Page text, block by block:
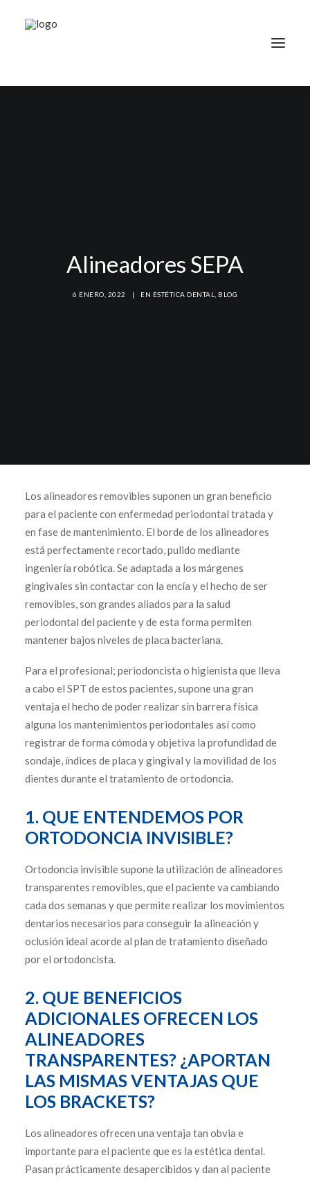
1ª CONSULTA GRATIS
Alineadores SEPA
6 ENERO, 2022 | EN ESTÉTICA DENTAL BLOG
Los alineadores removibles suponen un gran beneficio
para el paciente con enfermedad periodontal tratada y
en fase de mantenimiento. El borde de los alineadores
está perfectamente recortado, pulido mediante
ingeniería robótica. Se adaptada a los márgenes
gingivales sin contactar con la encía y el hecho de ser
removibles, son grandes aliados para la salud
periodontal del paciente y de esta forma permiten
mantener bajos niveles de placa bacteriana.
Para el profesional; periodoncista o higienista que lleva
a cabo el SPT de estos pacientes, supone una gran
ventaja el hecho de poder realizar sin barrera física
alguna los mantenimientos periodontales así como
registrar de forma cómoda y objetiva la profundidad de
sondaje, índices de placa y gingival y la movilidad de los
dientes durante el tratamiento de ortodoncia.
1. QUE ENTENDEMOS POR
ORTODONCIA INVISIBLE?
Ortodoncia invisible supone la utilización de alineadores
transparentes removibles, que el paciente va cambiando
cada dos semanas y que permite realizar los movimientos
dentarios necesarios para conseguir la alineación y
oclusión ideal acorde al plan de tratamiento diseñado
por el ortodoncista.
2. QUE BENEFICIOS
ADICIONALES OFRECEN LOS
ALINEADORES
TRANSPARENTES? ¿APORTAN
LAS MISMAS VENTAJAS QUE
LOS BRACKETS?
Los alineadores ofrecen una ventaja tan obvia e
importante para el paciente que es la estética dental.
Pasan prácticamente desapercibidos y dan al paciente